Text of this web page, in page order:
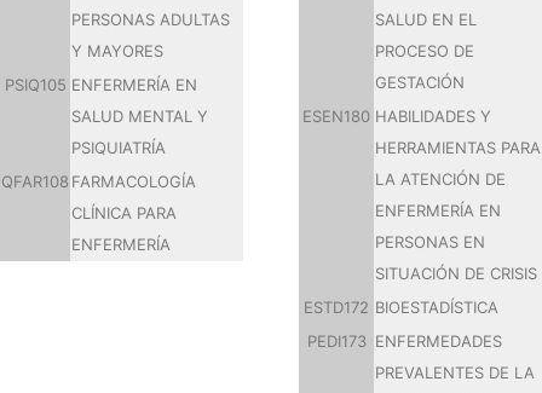
PERSONAS ADULTAS
Y MAYORES
PSIQ105 ENFERMERÍA EN
SALUD MENTAL Y
PSIQUIATRÍA
QFAR108 FARMACOLOGÍA
CLÍNICA PARA
ENFERMERÍA
SALUD EN EL
PROCESO DE
GESTACIÓN
ESEN180 HABILIDADES Y
HERRAMIENTAS PARA
LA ATENCIÓN DE
ENFERMERÍA EN
PERSONAS EN
SITUACIÓN DE CRISIS
ESTD172 BIOESTADÍSTICA
PEDI173 ENFERMEDADES
PREVALENTES DE LA